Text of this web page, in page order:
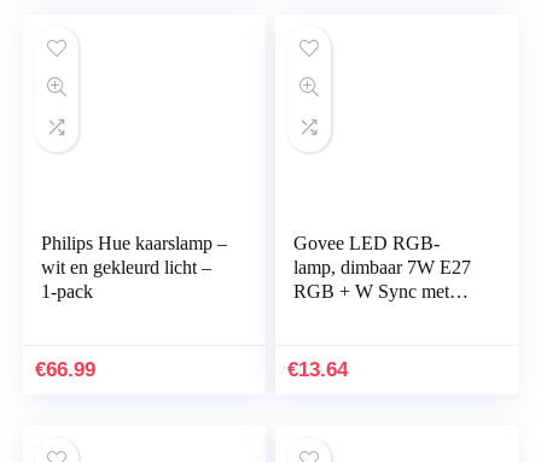
Philips Hue kaarslamp –
wit en gekleurd licht –
1-pack
€66.99
Govee LED RGB-
lamp, dimbaar 7W E27
RGB + W Sync met
veelkleurige lampen
€13.64